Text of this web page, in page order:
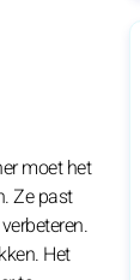
moet het
Ze past
Het